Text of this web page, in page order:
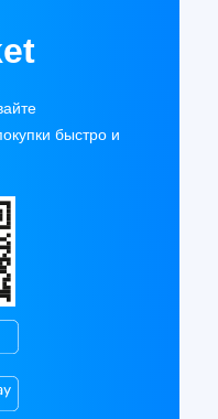
быстро и